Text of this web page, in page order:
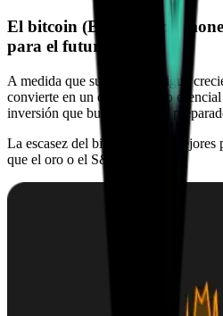
El bitcoin (BTC) es una
para el futuro.
A medida que su adopción sigue
convierte en un complemento
inversión que busque activos
La escasez del bitcoin ofrece mejores
que el oro o el S&P 500